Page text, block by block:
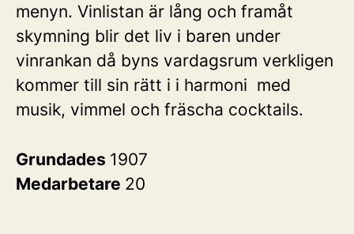
menyn. Vinlistan är lång och framåt
skymning blir det liv i baren under
vinrankan då byns vardagsrum verkligen
kommer till sin rätt i i harmoni med
musik, vimmel och fräscha cocktails.
Grundades 1907
Medarbetare 20